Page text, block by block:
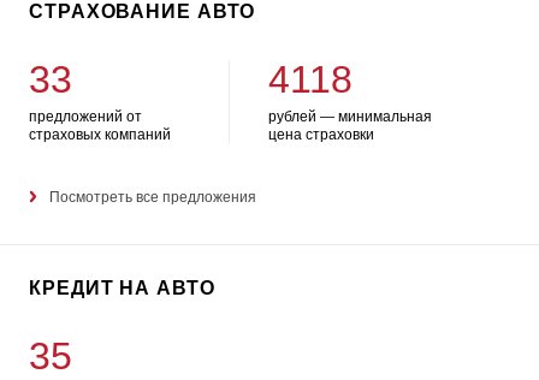
СТРАХОВАНИЕ АВТО
33
предложений от
страховых компаний
4118
рублей — минимальная
цена страховки
Посмотреть все предложения
КРЕДИТ НА АВТО
35